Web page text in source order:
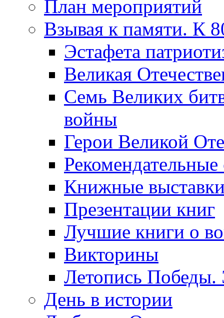
План мероприятий
Взывая к памяти. К
Эcтафета
Великая
Семь Великих
войны
Герои Великой
Рекомендательные
Книжные
Презентации книг
Лучшие книги о
Викторины
Летопись Победы.
День в истории